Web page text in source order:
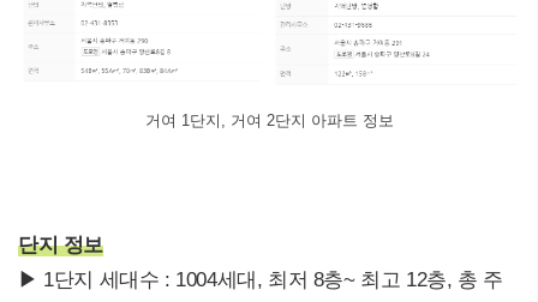
거여 1단지, 거여 2단지 아파트 정보
단지 정보
▶ 1단지 세대수 : 1004세대, 최저 8층~ 최고 12층, 총 주